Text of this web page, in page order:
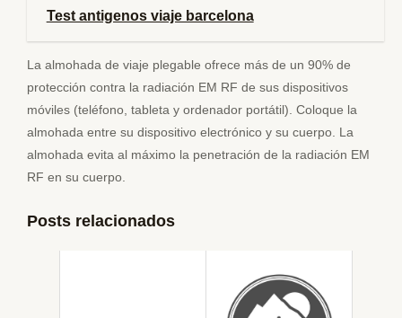
Test antigenos viaje barcelona
La almohada de viaje plegable ofrece más de un 90% de
protección contra la radiación EM RF de sus dispositivos
móviles (teléfono, tableta y ordenador portátil). Coloque la
almohada entre su dispositivo electrónico y su cuerpo. La
almohada evita al máximo la penetración de la radiación EM
RF en su cuerpo.
Posts relacionados